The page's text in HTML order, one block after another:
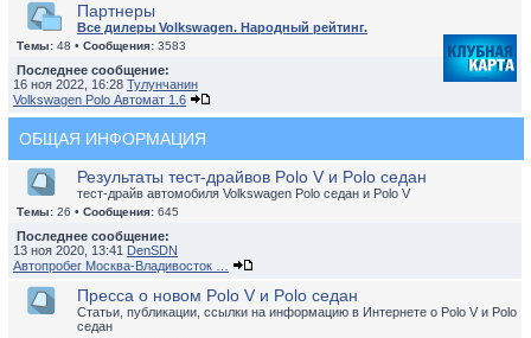
Партнеры
Все дилеры Volkswagen. Народный рейтинг.
Темы: 48 • Сообщения: 3583
Последнее сообщение:
16 ноя 2022, 16:28 Тулунчанин
Volkswagen Polo Автомат 1.6
ОБЩАЯ ИНФОРМАЦИЯ
Результаты тест-драйвов Polo V и Polo седан
тест-драйв автомобиля Volkswagen Polo седан и Polo V
Темы: 26 • Сообщения: 645
Последнее сообщение:
13 ноя 2020, 13:41 DenSDN
Автопробег Москва-Владивосток …
Пресса о новом Polo V и Polo седан
Статьи, публикации, ссылки на информацию в Интернете о Polo V и Polo
седан